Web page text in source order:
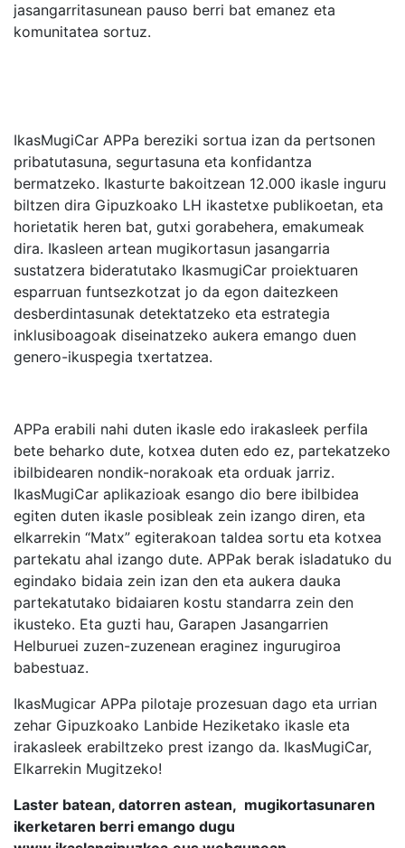
jasangarritasunean pauso berri bat emanez eta
komunitatea sortuz.
IkasMugiCar APPa bereziki sortua izan da pertsonen
pribatutasuna, segurtasuna eta konfidantza
bermatzeko. Ikasturte bakoitzean 12.000 ikasle inguru
biltzen dira Gipuzkoako LH ikastetxe publikoetan, eta
horietatik heren bat, gutxi gorabehera, emakumeak
dira. Ikasleen artean mugikortasun jasangarria
sustatzera bideratutako IkasmugiCar proiektuaren
esparruan funtsezkotzat jo da egon daitezkeen
desberdintasunak detektatzeko eta estrategia
inklusiboagoak diseinatzeko aukera emango duen
genero-ikuspegia txertatzea.
APPa erabili nahi duten ikasle edo irakasleek perfila
bete beharko dute, kotxea duten edo ez, partekatzeko
ibilbidearen nondik-norakoak eta orduak jarriz.
IkasMugiCar aplikazioak esango dio bere ibilbidea
egiten duten ikasle posibleak zein izango diren, eta
elkarrekin “Matx” egiterakoan taldea sortu eta kotxea
partekatu ahal izango dute. APPak berak isladatuko du
egindako bidaia zein izan den eta aukera dauka
partekatutako bidaiaren kostu standarra zein den
ikusteko. Eta guzti hau, Garapen Jasangarrien
Helburuei zuzen-zuzenean eraginez ingurugiroa
babestuaz.
IkasMugicar APPa pilotaje prozesuan dago eta urrian
zehar Gipuzkoako Lanbide Heziketako ikasle eta
irakasleek erabiltzeko prest izango da. IkasMugiCar,
Elkarrekin Mugitzeko!
Laster batean, datorren astean, mugikortasunaren
ikerketaren berri emango dugu